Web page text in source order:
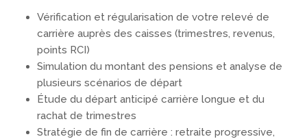
Vérification et régularisation de votre relevé de
carrière auprès des caisses (trimestres, revenus,
points RCI)
Simulation du montant des pensions et analyse de
plusieurs scénarios de départ
Étude du départ anticipé carrière longue et du
rachat de trimestres
Stratégie de fin de carrière : retraite progressive,